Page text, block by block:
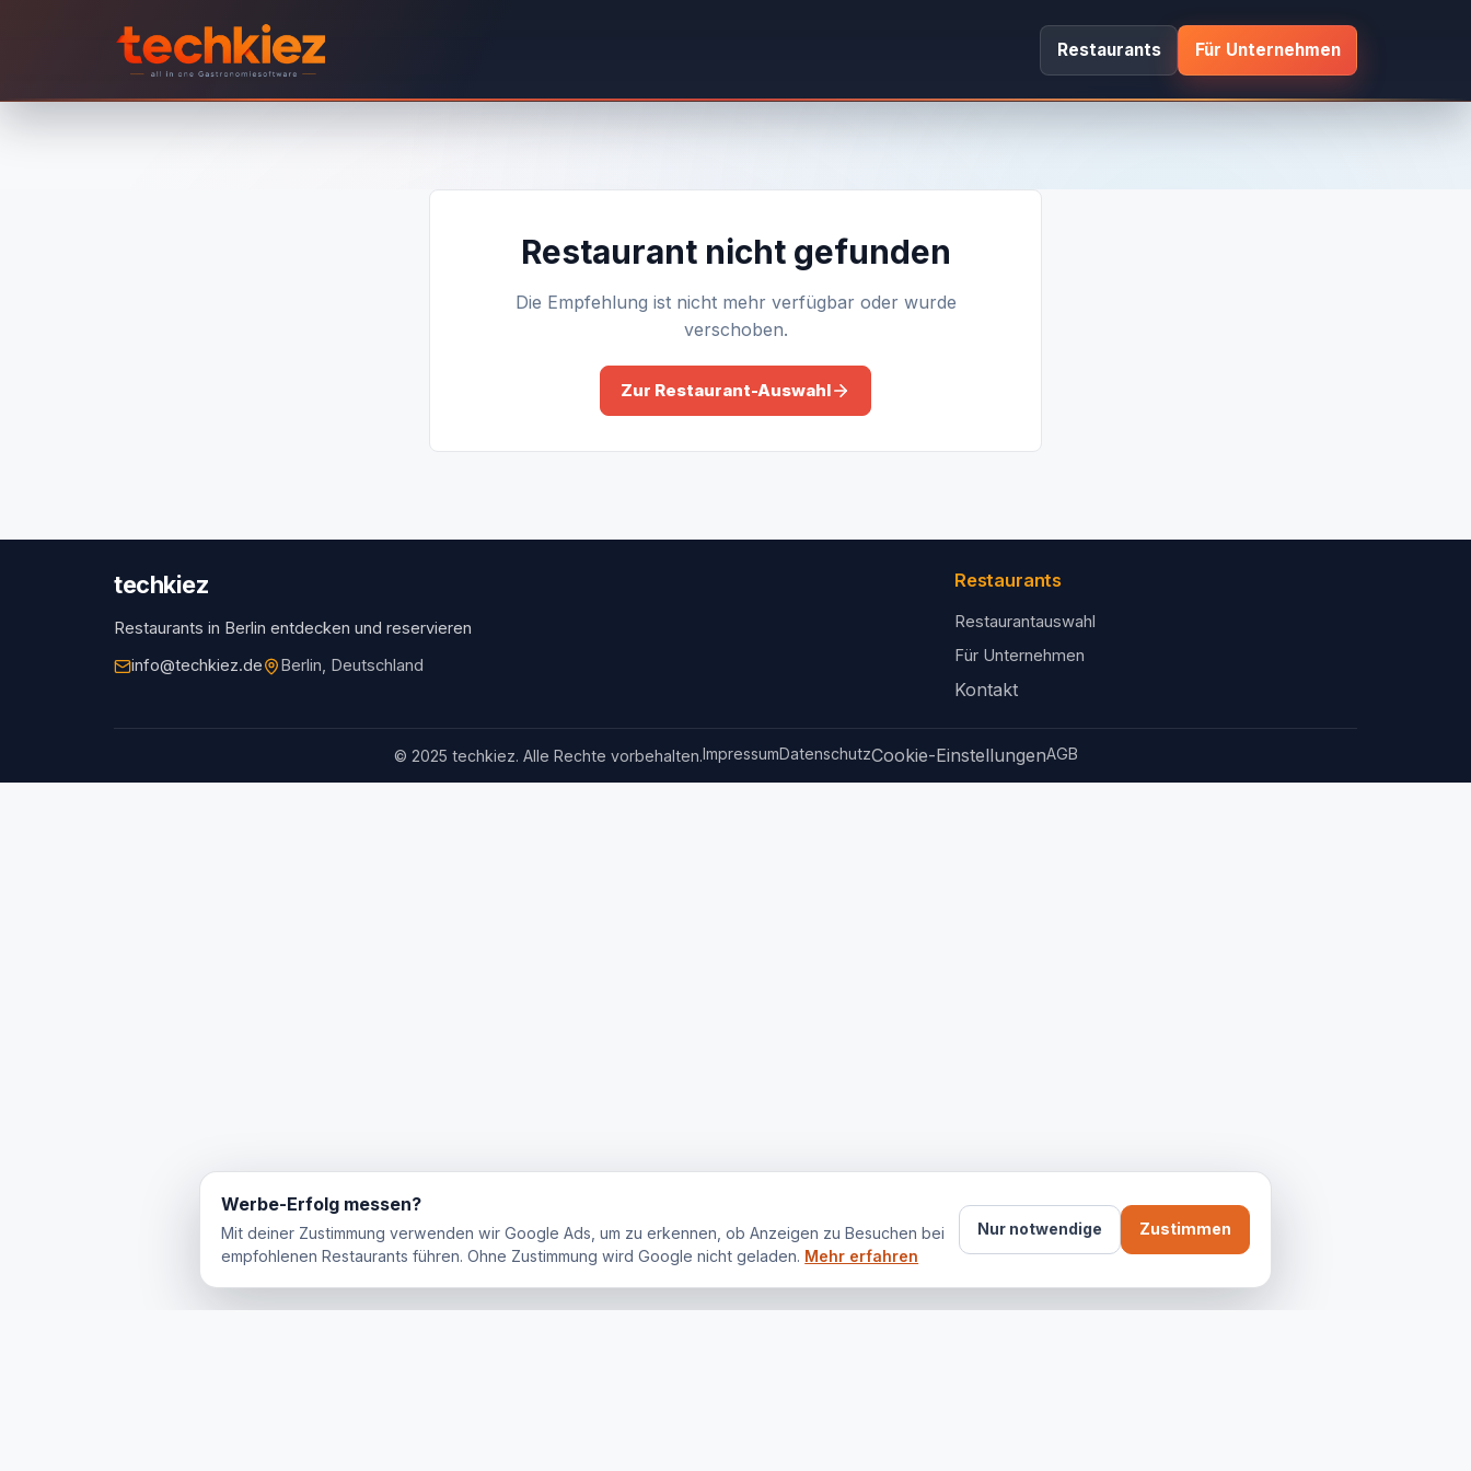
Restaurants Für Unternehmen
Restaurant nicht gefunden
Die Empfehlung ist nicht mehr verfügbar oder wurde
verschoben.
Zur Restaurant-Auswahl
techkiez
Restaurants in Berlin entdecken und reservieren
info@techkiez.de
Berlin, Deutschland
Restaurants
Restaurantauswahl
Für Unternehmen
Kontakt
© 2025 techkiez. Alle Rechte vorbehalten.ImpressumDatenschutzCookie-EinstellungenAGB
Werbe-Erfolg messen?
Mit deiner Zustimmung verwenden wir Google Ads, um zu erkennen, ob Anzeigen zu Besuchen bei
empfohlenen Restaurants führen. Ohne Zustimmung wird Google nicht geladen. Mehr erfahren
Nur notwendige Zustimmen